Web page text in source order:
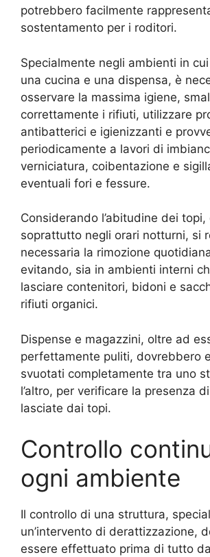
potrebbero facilmente
sostentamento per i roditori.
Specialmente negli ambienti in
una cucina e una dispensa, è
osservare la massima igiene,
correttamente i rifiuti, utilizzare
antibatterici e igienizzanti e
periodicamente a lavori di
verniciatura, coibentazione e
eventuali fori e fessure.
Considerando l’abitudine dei
soprattutto negli orari notturni, si
necessaria la rimozione
evitando, sia in ambienti interni
lasciare contenitori, bidoni e
rifiuti organici.
Dispense e magazzini, oltre ad
perfettamente puliti, dovrebbero
svuotati completamente tra uno
l’altro, per verificare la presenza
lasciate dai topi.
Controllo
ogni ambiente
Il controllo di una struttura,
un’intervento di derattizzazione,
essere effettuato prima di tutto